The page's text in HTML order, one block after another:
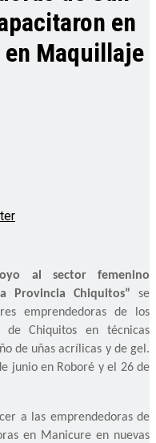
en
Maquillaje
al sector femenino
Provincia Chiquitos” se
emprendedoras de los
de Chiquitos en técnicas
de uñas acrílicas y de gel.
junio en Roboré y el 26 de
a las emprendedoras de
en Manicure en nuevas